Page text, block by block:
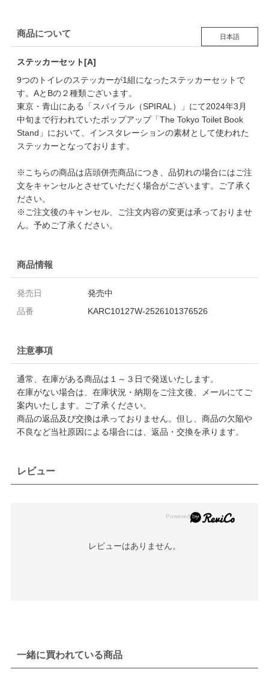
商品について 日本語
ステッカーセット[A]
9つのトイレのステッカーが1組になったステッカーセットで
す。AとBの２種類ございます。
東京・青山にある「スパイラル（SPIRAL）」にて2024年3月
中旬まで行われていたポップアップ「The Tokyo Toilet Book
Stand」において、インスタレーションの素材として使われた
ステッカーとなっております。
※こちらの商品は店頭併売商品につき、品切れの場合にはご注
文をキャンセルとさせていただく場合がございます。ご了承く
ださい。
※ご注文後のキャンセル、ご注文内容の変更は承っておりませ
ん。予めご了承ください。
商品情報
発売日
発売中
品番
KARC10127W-2526101376526
注意事項
通常、在庫がある商品は１～３日で発送いたします。
在庫がない場合は、在庫状況・納期をご注文後、メールにてご
案内いたします。ご了承ください。
商品の返品及び交換は承っておりません。但し、商品の欠陥や
不良など当社原因による場合には、返品・交換を承ります。
レビュー
レビューはありません。
一緒に買われている商品